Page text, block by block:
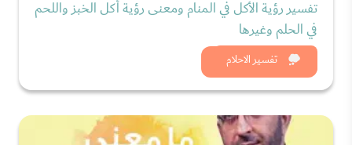
تفسير الاحلام
تفسير رؤية الأكل في المنام ومعنى رؤية أكل الخبز واللحم
في الحلم وغيرها
شاهد الان